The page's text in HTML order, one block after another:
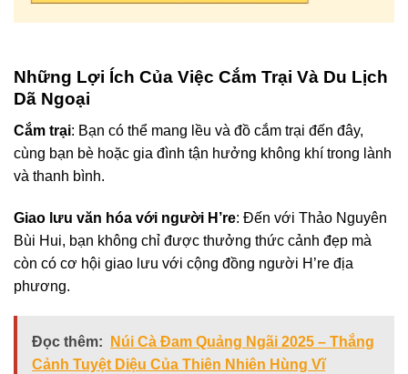
Những Lợi Ích Của Việc Cắm Trại Và Du Lịch
Dã Ngoại
Cắm trại: Bạn có thể mang lều và đồ cắm trại đến đây,
cùng bạn bè hoặc gia đình tận hưởng không khí trong lành
và thanh bình.
Giao lưu văn hóa với người H’re: Đến với Thảo Nguyên
Bùi Hui, bạn không chỉ được thưởng thức cảnh đẹp mà
còn có cơ hội giao lưu với cộng đồng người H’re địa
phương.
Đọc thêm:
Núi Cà Đam Quảng Ngãi 2025 – Thắng
Cảnh Tuyệt Diệu Của Thiên Nhiên Hùng Vĩ